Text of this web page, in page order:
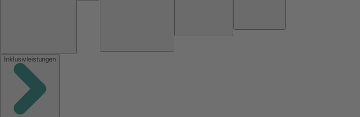
Inklusivleistungen